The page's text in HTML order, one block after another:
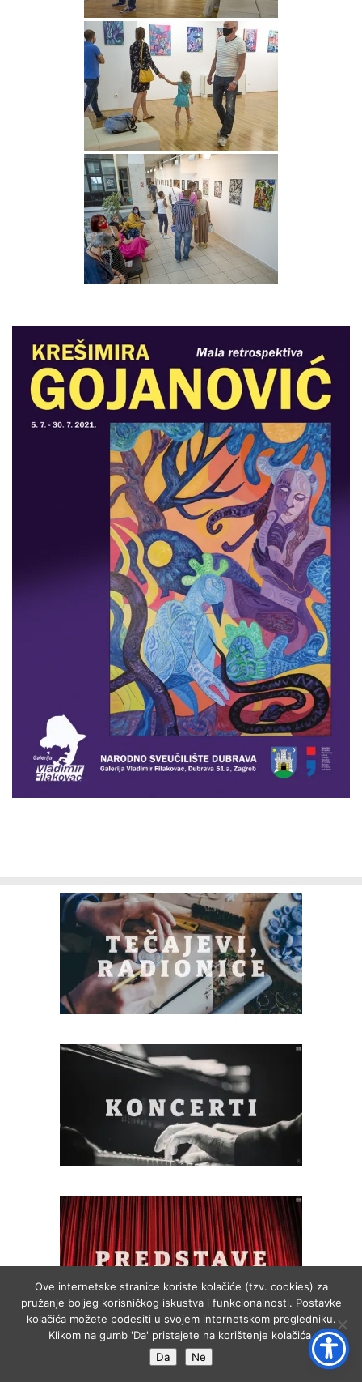
Ove internetske stranice koriste kolačiće (tzv. cookies) za
pružanje boljeg korisničkog iskustva i funkcionalnosti. Postavke
kolačića možete podesiti u svojem internetskom pregledniku.
Klikom na gumb 'Da' pristajete na korištenje kolačića.
Da
Ne